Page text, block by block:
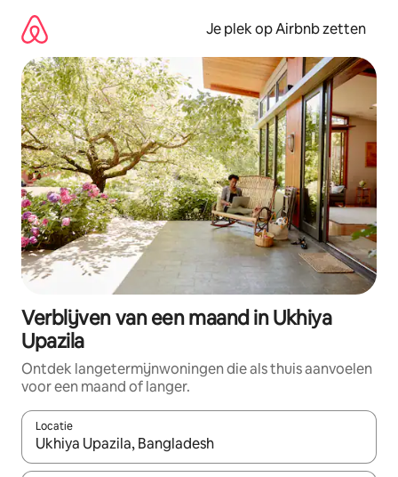
direct
naar
inhoud
Je plek op Airbnb zetten
Verblijven van een maand in Ukhiya
Upazila
Ontdek langetermijnwoningen die als thuis aanvoelen
voor een maand of langer.
Locatie
Wanneer er resultaten beschikbaar zijn, maak je een keuze